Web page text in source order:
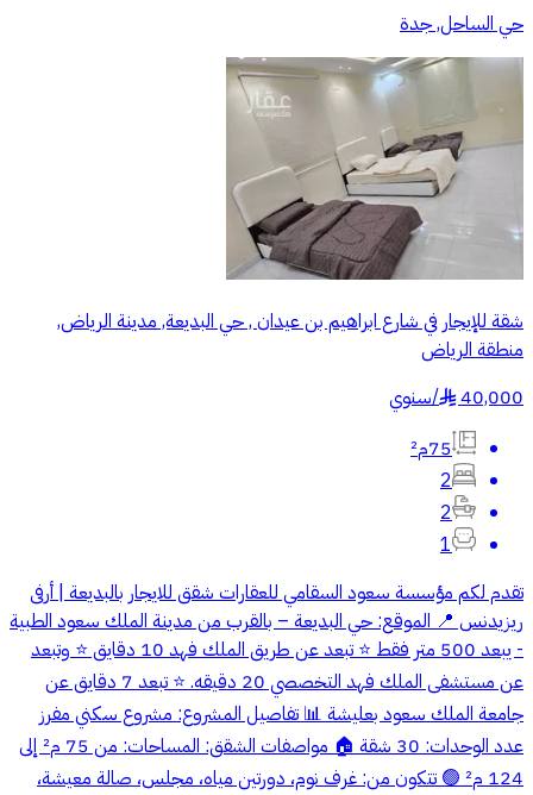
حي الساحل, جدة
شقة للإيجار في شارع ابراهيم بن عيدان , حي البديعة, مدينة الرياض,
منطقة الرياض
40,000
§
/سنوي
75م²
2
2
1
تقدم لكم مؤسسة سعود السقامي للعقارات شقق للايجار بالبديعة | أرفى
ريزيدنس 📍 الموقع: حي البديعة – بالقرب من مدينة الملك سعود الطبية
- يبعد 500 متر فقط ⭐ تبعد عن طريق الملك فهد 10 دقايق ⭐ وتبعد
عن مستشفى الملك فهد التخصصي 20 دقيقه. ⭐ تبعد 7 دقايق عن
جامعة الملك سعود بعليشة 📊 تفاصيل المشروع: مشروع سكني مفرز
عدد الوحدات: 30 شقة 🏠 مواصفات الشقق: المساحات: من 75 م² إلى
124 م² 🟢 تتكون من: غرف نوم، دورتين مياه، مجلس، صالة معيشة،